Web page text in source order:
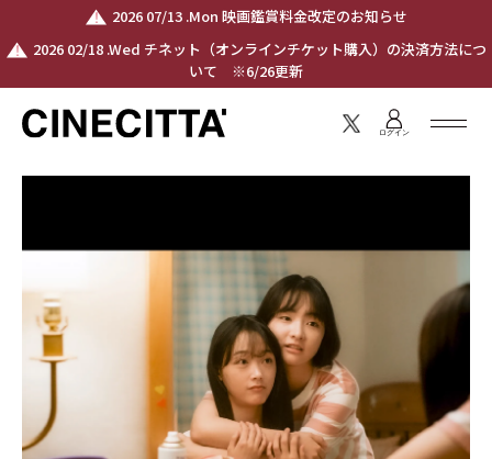
2026 07/13 .Mon 映画鑑賞料金改定のお知らせ
2026 02/18 .Wed チネット（オンラインチケット購入）の決済方法につ
いて ※6/26更新
ログイン